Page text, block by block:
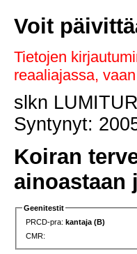
Voit
Tietojen
reaaliajassa,
slkn
Syntynyt:
Koiran
ainoastaan
Geenitestit
PRCD-pra: kantaja (B)
CMR: